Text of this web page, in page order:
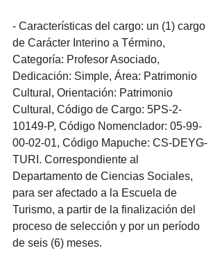
- Características del cargo: un (1) cargo
de Carácter Interino a Término,
Categoría: Profesor Asociado,
Dedicación: Simple, Área: Patrimonio
Cultural, Orientación: Patrimonio
Cultural, Código de Cargo: 5PS-2-
10149-P, Código Nomenclador: 05-99-
00-02-01, Código Mapuche: CS-DEYG-
TURI. Correspondiente al
Departamento de Ciencias Sociales,
para ser afectado a la Escuela de
Turismo, a partir de la finalización del
proceso de selección y por un período
de seis (6) meses.